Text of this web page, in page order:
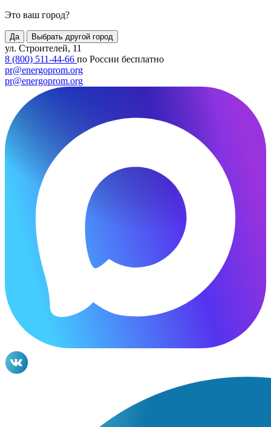
Это ваш город?
Да Выбрать другой город
ул. Строителей, 11
8 (800) 511-44-66 по России бесплатно
pr@energoprom.org
pr@energoprom.org